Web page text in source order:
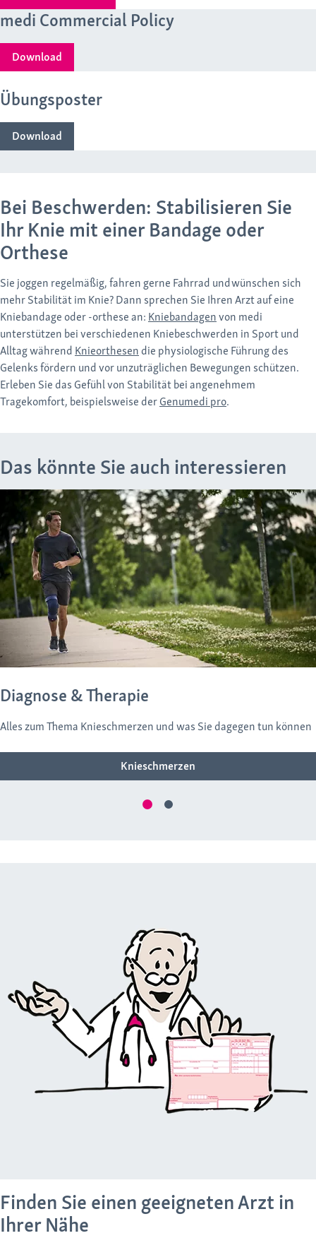
medi Commercial Policy
Download
Übungsposter
Download
Bei Beschwerden: Stabilisieren Sie
Ihr Knie mit einer Bandage oder
Orthese
Sie joggen regelmäßig, fahren gerne Fahrrad und wünschen sich
mehr Stabilität im Knie? Dann sprechen Sie Ihren Arzt auf eine
Kniebandage oder -orthese an: Kniebandagenvon medi
unterstützen bei verschiedenen Kniebeschwerden in Sport und
Alltag während Knieorthesen die physiologische Führung des
Gelenks fördern und vor unzuträglichen Bewegungen schützen.
Erleben Sie das Gefühl von Stabilität bei angenehmem
Tragekomfort, beispielsweise derGenumedi pro.
Das könnte Sie auch interessieren
Diagnose & Therapie
Alles zum Thema Knieschmerzen und was Sie dagegen tun können
Knieschmerzen
Finden Sie einen geeigneten Arzt in
Ihrer Nähe